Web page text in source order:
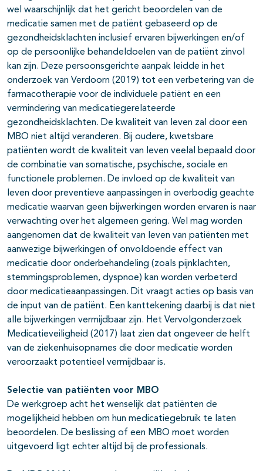
wel waarschijnlijk dat het gericht beoordelen van de
medicatie samen met de patiënt gebaseerd op de
gezondheidsklachten inclusief ervaren bijwerkingen en/of
op de persoonlijke behandeldoelen van de patiënt zinvol
kan zijn. Deze persoonsgerichte aanpak leidde in het
onderzoek van Verdoorn (2019) tot een verbetering van de
farmacotherapie voor de individuele patiënt en een
vermindering van medicatiegerelateerde
gezondheidsklachten. De kwaliteit van leven zal door een
MBO niet altijd veranderen. Bij oudere, kwetsbare
patiënten wordt de kwaliteit van leven veelal bepaald door
de combinatie van somatische, psychische, sociale en
functionele problemen. De invloed op de kwaliteit van
leven door preventieve aanpassingen in overbodig geachte
medicatie waarvan geen bijwerkingen worden ervaren is naar
verwachting over het algemeen gering. Wel mag worden
aangenomen dat de kwaliteit van leven van patiënten met
aanwezige bijwerkingen of onvoldoende effect van
medicatie door onderbehandeling (zoals pijnklachten,
stemmingsproblemen, dyspnoe) kan worden verbeterd
door medicatieaanpassingen. Dit vraagt acties op basis van
de input van de patiënt. Een kanttekening daarbij is dat niet
alle bijwerkingen vermijdbaar zijn. Het Vervolgonderzoek
Medicatieveiligheid (2017) laat zien dat ongeveer de helft
van de ziekenhuisopnames die door medicatie worden
veroorzaakt potentieel vermijdbaar is.
Selectie van patiënten voor MBO
De werkgroep acht het wenselijk dat patiënten de
mogelijkheid hebben om hun medicatiegebruik te laten
beoordelen. De beslissing of een MBO moet worden
uitgevoerd ligt echter altijd bij de professionals.